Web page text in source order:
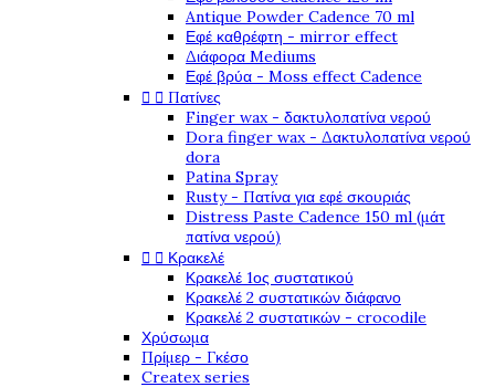
Antique Powder Cadence 70 ml
Εφέ καθρέφτη - mirror effect
Διάφορα Mediums
Εφέ βρύα - Moss effect Cadence
  Πατίνες
Finger wax - δακτυλοπατίνα νερού
Dora finger wax - Δακτυλοπατίνα νερού
dora
Patina Spray
Rusty - Πατίνα για εφέ σκουριάς
Distress Paste Cadence 150 ml (μάτ
πατίνα νερού)
  Κρακελέ
Κρακελέ 1ος συστατικού
Κρακελέ 2 συστατικών διάφανο
Κρακελέ 2 συστατικών - crocodile
Χρύσωμα
Πρίμερ - Γκέσο
Createx series